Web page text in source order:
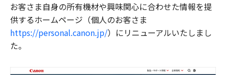
お客さま自身の所有機材や興味関心に合わせた情報を提
供するホームページ（個人のお客さま
https://personal.canon.jp/）にリニューアルいたしまし
た。